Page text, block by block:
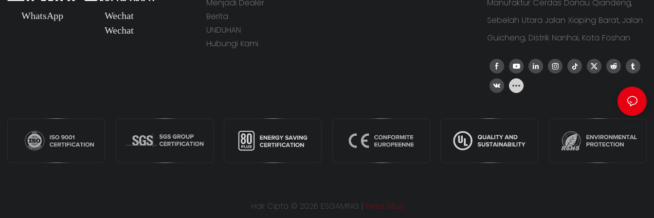
WhatsApp
Wechat
Wechat
Menjadi Dealer
Berita
UNDUHAN
Hubungi Kami
Manufaktur Cerdas Danau Qiandeng,
Sebelah Utara Jalan Xiaping Barat, Jalan
Guicheng, Distrik Nanhai, Kota Foshan
Hak Cipta © 2026 ESGAMING | Peta Situs